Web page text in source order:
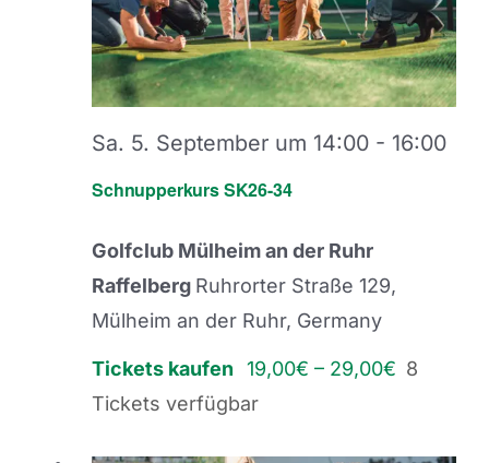
Schnupperkurs SK26-34
Sa. 5. September um 14:00 - 16:00
Golfclub Mülheim an der Ruhr
Raffelberg Ruhrorter Straße 129,
Mülheim an der Ruhr, Germany
Tickets kaufen 19,00€ – 29,00€ 8
Tickets verfügbar